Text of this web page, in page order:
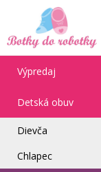
Výpredaj
Detská obuv
Dievča
Chlapec